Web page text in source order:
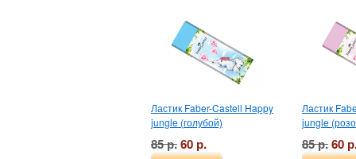
Ластик Faber-Castell Happy
jungle (голубой)
85 р.60 р.
Ластик
jungle
85 р.60